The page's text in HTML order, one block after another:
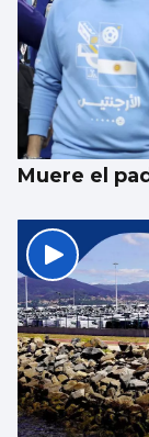
Xanma
guiso,
Muere el